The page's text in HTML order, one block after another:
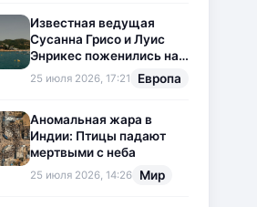
Известная ведущая
Сусанна Грисо и Луис
Энрикес поженились на
Коста-Браве
25 июля 2026, 17:21 Европа
Аномальная жара в
Индии: Птицы падают
мертвыми с неба
25 июля 2026, 14:26 Мир